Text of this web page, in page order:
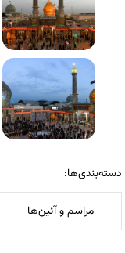
دسته‌بندی‌ها:
مراسم و آئین‌ها